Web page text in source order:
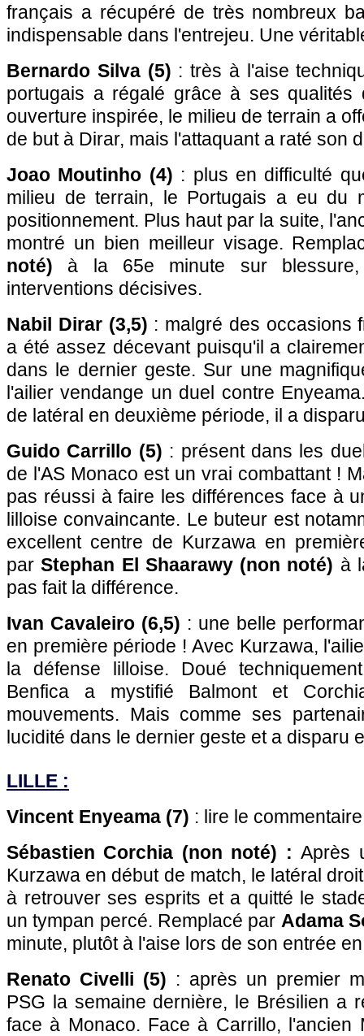
français a récupéré de très nombreux
indispensable dans l'entrejeu. Une
Bernardo Silva (5) : très à l'aise
portugais a régalé grâce à ses qualités
ouverture inspirée, le milieu de terrain a
de but à Dirar, mais l'attaquant a raté son
Joao Moutinho (4) : plus en difficulté
milieu de terrain, le Portugais a eu du
positionnement. Plus haut par la suite,
montré un bien meilleur visage.
noté) à la 65e minute sur
interventions décisives.
Nabil Dirar (3,5) : malgré des occasions
a été assez décevant puisqu'il a
dans le dernier geste. Sur une
l'ailier vendange un duel contre
de latéral en deuxième période, il a
Guido Carrillo (5) : présent dans les
de l'AS Monaco est un vrai combattant !
pas réussi à faire les différences face à
lilloise convaincante. Le buteur est
excellent centre de Kurzawa en
parStephan El Shaarawy (non noté) à
pas fait la différence.
Ivan Cavaleiro (6,5) : une belle
en première période ! Avec Kurzawa,
la défense lilloise. Doué
Benfica a mystifié Balmont et
mouvements. Mais comme ses
lucidité dans le dernier geste et a disparu
LILLE :
Vincent Enyeama (7) : lire le
Sébastien Corchia (non noté) :Après
Kurzawa en début de match, le latéral
à retrouver ses esprits et a quitté le
un tympan percé. Remplacé par Adama
minute, plutôt à l'aise lors de son entrée
Renato Civelli (5) : après un premier
PSG la semaine dernière, le Brésilien a
face à Monaco. Face à Carrillo, l'ancien